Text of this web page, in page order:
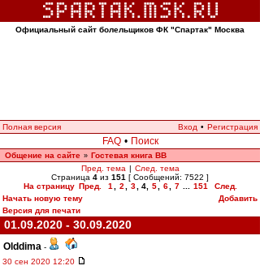
Официальный сайт болельщиков ФК "Спартак" Москва
Полная версия Вход • Регистрация
FAQ • Поиск
Общение на сайте » Гостевая книга ВВ
Пред. тема | След. тема
Страница 4 из 151 [ Сообщений: 7522 ]
На страницу Пред. 1 2 3 4, 5 6 7 151
След.
Начать новую тему
Добавить
Версия для печати
01.09.2020 - 30.09.2020
Olddima -
30 сен 2020 12:20